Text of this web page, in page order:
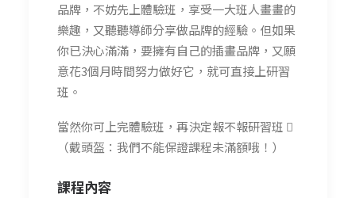
品牌，不妨先上體驗班，享受一大班人畫畫的
樂趣，又聽聽導師分享做品牌的經驗。但如果
你已決心滿滿，要擁有自己的插畫品牌，又願
意花3個月時間努力做好它，就可直接上研習
班。
當然你可上完體驗班，再決定報不報研習班 
（戴頭盔：我們不能保證課程未滿額哦！）
課程內容